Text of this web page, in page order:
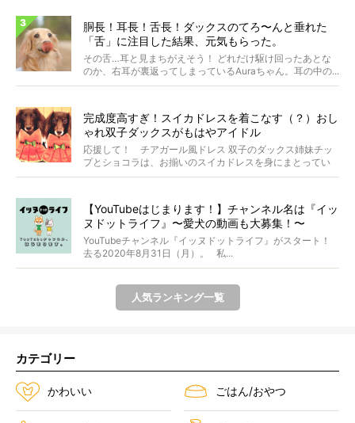
胴長！耳長！舌長！ダックスのてろ〜んと垂れた
「舌」に注目した結果、元気もらった。
その舌…耳と見まちがえそう！ どれだけ駆け回ったあとな
のか、右耳が裏返ってしまっているAuraちゃん。耳の中の...
完成度高すぎ！スイカドレスを着こなす（？）おし
ゃれ双子ダックスがもはやアイドル
応援して！ チアガール風ドレス 双子のダックス姉妹チッ
プとショコラは、お揃いのスイカドレスを身にまとってい
ます...
【YouTubeはじまります！】チャンネル名は『イッ
ヌドットライフ』〜愛犬の動画も大募集！〜
YouTubeチャンネル『イッヌドットライフ』がスタート！
去る2020年8月31日（月）。 私...
人気ランキング一覧
カテゴリー
かわいい ごはん/おやつ